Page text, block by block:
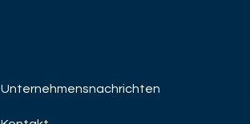
Unternehmensnachrichten